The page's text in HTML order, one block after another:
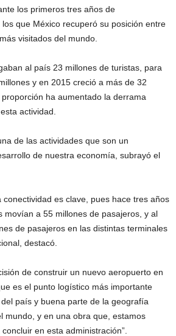
los primeros tres años de
que México recuperó su posición entre
visitados del mundo.
al país 23 millones de turistas, para
y en 2015 creció a más de 32
ha aumentado la derrama
actividad.
de las actividades que son un
de nuestra economía, subrayó el
conectividad es clave, pues hace tres años
movían a 55 millones de pasajeros, y al
de pasajeros en las distintas terminales
destacó.
de construir un nuevo aeropuerto en
es el punto logístico más importante
país y buena parte de la geografía
mundo, y en una obra que, estamos
en esta administración”.